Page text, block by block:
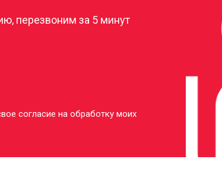
перезвоним за 5 минут
согласие на обработку моих